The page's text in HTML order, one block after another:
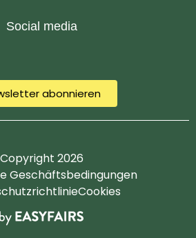
Social media
abonnieren
Copyright 2026
Geschäftsbedingungen
Cookies